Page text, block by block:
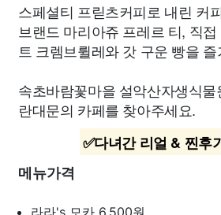
스페셜티 프릳츠커피로 내린 커
브랜드 마리아쥬 프레르 티, 직
트 크렘브륄레와 갓 구운 빵을
속초바람꽃마을 설악산자생식
란대문의 카페를 찾아주세요.
✅다녀간 리얼 & 찐후
메뉴가격
라라's 모카 6,500원